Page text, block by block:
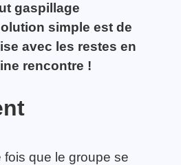
gaspillage
simple est de
avec les restes en
rencontre !
fois que le groupe se